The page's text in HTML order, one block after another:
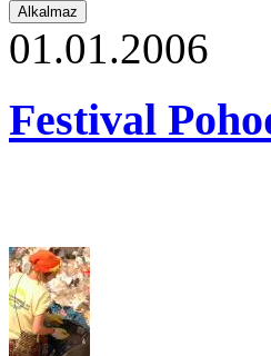
01.01.2006
Festival